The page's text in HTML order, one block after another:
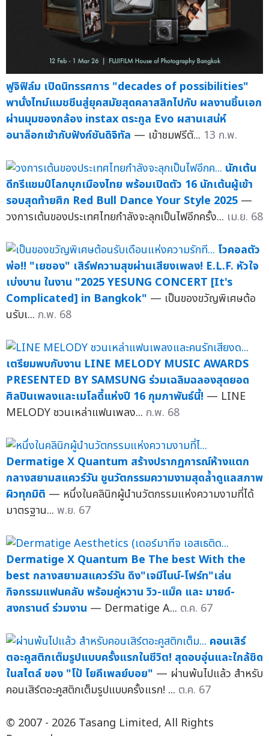
ฟูจิฟิล์ม เปิดนิทรรศการ "decades of possibilities"
พานั่งไทม์แมชชีนสู่ยุคสมัยสุดคลาสสิกไปกับ ผลงานชิ้นเอก
ผ่านมุมของกล้อง instax ตระกูล Evo ผสานเสน่ห์
อนาล็อกเข้ากับฟังก์ชันดิจิทัล — เข้าชมฟรีตั... 13 ก.พ.
นักเต้น
ดีกรีแชมป์โลกบุกเมืองไทย พร้อมเปิดตัว 16 นักเต้นผู้เข้า
รอบสุดท้ายศึก Red Bull Dance Your Style 2025 —
วงการเต้นของประเทศไทยกำลังจะลุกเป็นไฟอีกครั้ง... เม.ย. 68
โวคอลตัว
พ่อ!! "เยซอง" เสิร์ฟความสุขผ่านเสียงเพลง! E.L.F. หัวใจ
เบ่งบาน ในงาน "2025 YESUNG CONCERT [It's
Complicated] in Bangkok" — เป็นของขวัญพิเศษต้อ
นรับเ... ก.พ. 68
เตรียมพบกับงาน LINE MELODY MUSIC AWARDS
PRESENTED BY SAMSUNG ร่วมเฉลิมฉลองสุดยอด
ศิลปินเพลงและเมโลดี้แห่งปี 16 กุมภาพันธ์นี้! — LINE
MELODY ชวนเหล่าแฟนเพลง... ก.พ. 68
Dermatige X Quantum สร้างปรากฏการณ์ห้างแตก
กลางสยามสแควร์วัน ชูนวัตกรรมความงามสุดล้ำดูแลสภาพ
ผิวทุกมิติ — หนึ่งในคลินิกผู้นำนวัตกรรมแห่งความงามที่ได้
มาตรฐาน... พ.ย. 67
Dermatige X Quantum Be The best With the
best กลางสยามสแควร์วัน ดึง"เจมีไนน์-โฟร์ท"เล่น
กิจกรรมแฟนคลับ พร้อมคู่หวาน วิว-แม็ค และ มายด์-
สงกรานต์ ร่วมงาน — Dermatige A... ต.ค. 67
คอนเสิร์
ตอะคูสติกเต็มรูปแบบครั้งแรกในชีวิต! สุดอบอุ่นและใกล้ชิด
ในสไตล์ ของ "โป้ โยคีเพลย์บอย" — ผ่านพ้นไปแล้ว สำหรับ
คอนเสิร์ตอะคูสติกเต็มรูปแบบครั้งแรก! ... ต.ค. 67
© 2007 - 2026 Tasang Limited, All Rights